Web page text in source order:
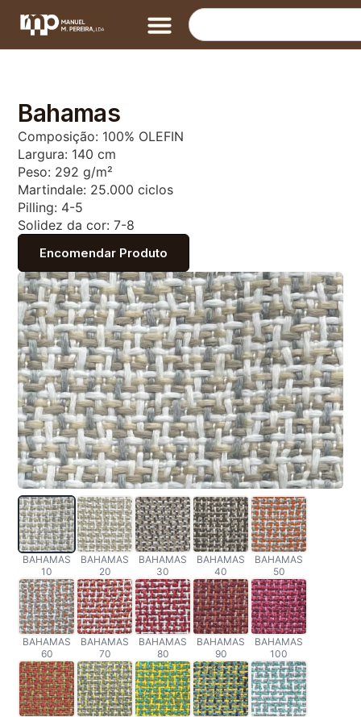
BAHAMAS
10
BAHAMAS
20
BAHAMAS
30
BAHAMAS
40
BAHAMAS
50
BAHAMAS
60
BAHAMAS
70
BAHAMAS
80
BAHAMAS
90
BAHAMAS
100
Bahamas
Composição: 100% OLEFIN
Largura: 140 cm
Peso: 292 g/m²
Martindale: 25.000 ciclos
Pilling: 4-5
Solidez da cor: 7-8
Encomendar Produto